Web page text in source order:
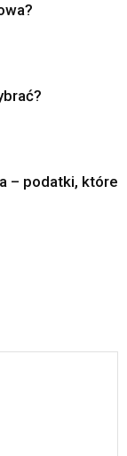
– podatki, które